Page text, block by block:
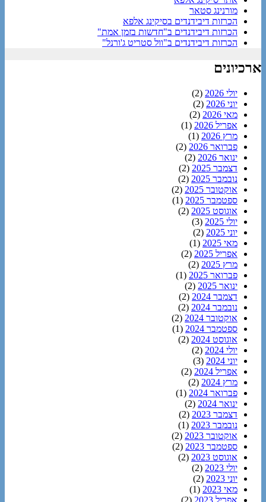
מורנינג סטאר
הכרזות דיבידנדים בסיקינג אלפא
הכרזות דיבידנדים ב"חדשות בזמן אמת"
הכרזות דיבידנדים ב"וול סטריט ג'ורנל"
ארכיונים
יולי 2026
(2)
יוני 2026
(2)
מאי 2026
(2)
אפריל 2026
(1)
מרץ 2026
(1)
פברואר 2026
(2)
ינואר 2026
(2)
דצמבר 2025
(2)
נובמבר 2025
(2)
אוקטובר 2025
(2)
ספטמבר 2025
(1)
אוגוסט 2025
(2)
יולי 2025
(3)
יוני 2025
(2)
מאי 2025
(1)
אפריל 2025
(2)
מרץ 2025
(2)
פברואר 2025
(1)
ינואר 2025
(2)
דצמבר 2024
(2)
נובמבר 2024
(2)
אוקטובר 2024
(2)
ספטמבר 2024
(1)
אוגוסט 2024
(2)
יולי 2024
(2)
יוני 2024
(3)
אפריל 2024
(2)
מרץ 2024
(2)
פברואר 2024
(1)
ינואר 2024
(2)
דצמבר 2023
(2)
נובמבר 2023
(1)
אוקטובר 2023
(2)
ספטמבר 2023
(2)
אוגוסט 2023
(2)
יולי 2023
(2)
יוני 2023
(2)
מאי 2023
(1)
אפריל 2023
(2)